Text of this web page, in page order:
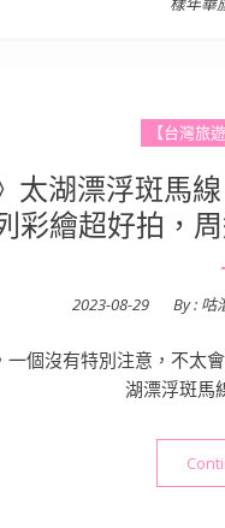
【台灣旅遊
太湖漂浮斑馬
彩繪超好拍，
Posted
2023-08-29 By : 咕
一個沒有特別注意，不太
湖漂浮斑馬